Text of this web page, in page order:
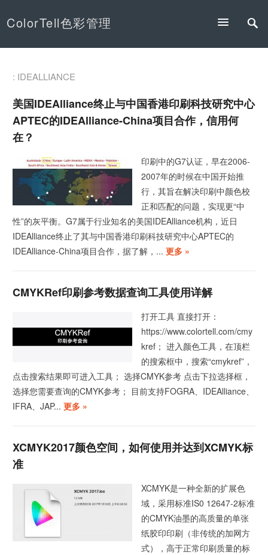
ColorTell色彩管理
: IDEALLIANCE
美国IDEAlliance终止与中国香港印刷科技研究中心
APTEC的IDEAlliance-China项目合作，信用何
在？
印刷中的G7认证，早在2006-
2007年的时候在中国开始推
行，其旨在解决印刷中颜色校
正和匹配的问题，实现更“中
性”的灰平衡。G7属于行业知名的美国IDEAlliance机构，近日
IDEAlliance终止了其与中国香港印刷科技研究中心APTEC的
IDEAlliance-China项目合作，据了解，...更多 »
CMYKRef印刷参考数据查询工具使用详解
打开工具 直接打开：
https://www.colortell.com/cmy
kref； 进入颜色工具，在顶栏
的搜索框中，搜索“cmykref”，
点击搜索结果即可进入工具； 选择CMYK参考 点击下拉选择框，
选择您需要查询的CMYK参考； 目前支持FOGRA、IDEAlliance、
IFRA、JAP...更多 »
XCMYK2017颜色空间，如何使用并达到XCMYK标
准
XCMYK是一种全新的扩展色
域，采用标准IS0 12647-2标准
的CMYK油墨的高质量的单张
纸胶印印刷（非传统的加网方
式），高于正常印刷质量的标